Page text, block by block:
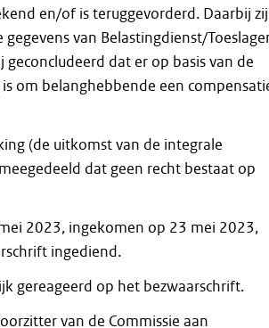
en/of is teruggevorderd. Daarbij
van Belastingdienst/
dat er op basis van de
om belanghebbende een
(de uitkomst van de integrale
dat geen recht bestaat op
2023, ingekomen op 23 mei 2023,
ingediend.
gereageerd op het bezwaarschrift.
van de Commissie aan